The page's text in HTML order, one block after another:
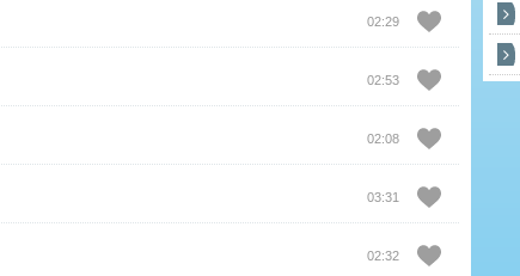
02:29
02:53
02:08
03:31
02:32